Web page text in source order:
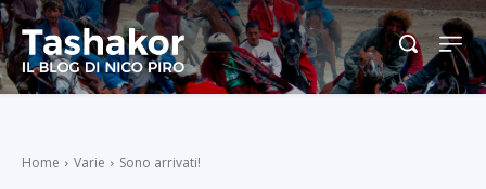
Home Varie Sono arrivati!